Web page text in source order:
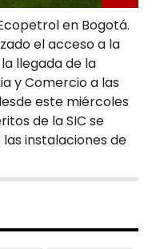
en Bogotá.
el acceso a la
llegada de la
y Comercio a las
este miércoles
de la SIC se
instalaciones de